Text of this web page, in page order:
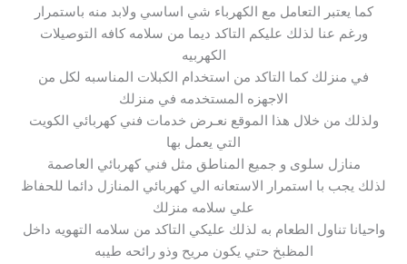
كما يعتبر التعامل مع الكهرباء شي اساسي ولابد منه باستمرار
ورغم عنا لذلك عليكم التاكد ديما من سلامه كافه التوصيلات
الكهربيه
في منزلك كما التاكد من استخدام الكبلات المناسبه لكل من
الاجهزه المستخدمه في منزلك
ولذلك من خلال هذا الموقع نعـرض خدمات فني كهربائي الكويت
التي يعمل بها
منازل سلوى و جميع المناطق مثل فني كهربائي العاصمة
لذلك يجب با استمرار الاستعانه الي كهربائي المنازل دائما للحفاظ
علي سلامه منزلك
واحيانا تناول الطعام به لذلك عليكي التاكد من سلامه التهويه داخل
المظبخ حتي يكون مريح وذو رائحه طيبه